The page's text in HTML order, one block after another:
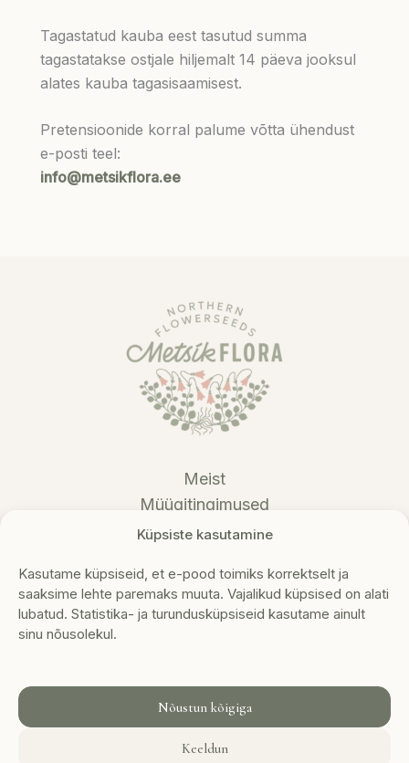
Küpsiste kasutamine
Kasutame küpsiseid, et e-pood toimiks korrektselt ja
saaksime lehte paremaks muuta. Vajalikud küpsised on alati
lubatud. Statistika- ja turundusküpsiseid kasutame ainult
sinu nõusolekul.
Nõustun kõigiga
Keeldun
Tagastatud kauba eest tasutud summa
tagastatakse ostjale hiljemalt 14 päeva jooksul
alates kauba tagasisaamisest.
Pretensioonide korral palume võtta ühendust
e-posti teel:
info@metsikflora.ee
Meist
Müügitingimused
Privaatsustingimused
Kontakt
Metsikflora OÜ
info@metsikflora.ee